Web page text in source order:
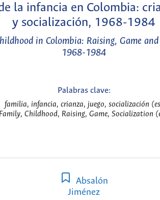
la infancia en Colombia:
y socialización, 1968-1984
in Colombia: Raising, Game
1968-1984
Palabras clave:
familia, infancia, crianza, juego, socialización
Family, Childhood, Raising, Game, Socialization
Absalón
Jiménez